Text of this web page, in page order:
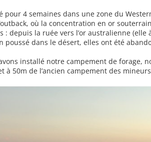
pour 4 semaines dans une zone du
où la concentration en or
depuis la ruée vers l’or australienne
poussé dans le désert, elles ont été
installé notre campement de
à 50m de l’ancien campement des